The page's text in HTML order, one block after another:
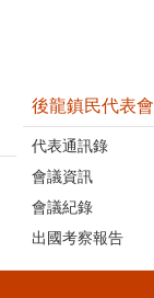
後龍鎮民代表會
代表通訊錄
會議資訊
會議紀錄
出國考察報告